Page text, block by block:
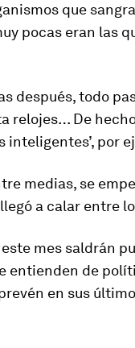
que
pocas eran las
después, todo
relojes… De
inteligentes’, por
medias, se
a calar entre
mes saldrán
entienden de
en sus